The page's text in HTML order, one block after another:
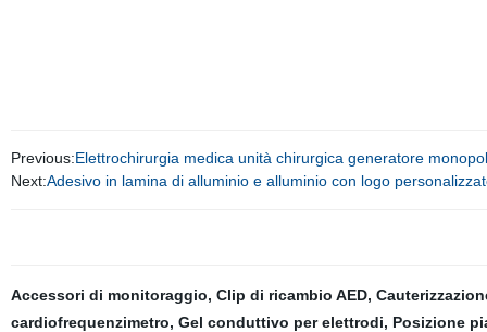
Previous:Elettrochirurgia medica unità chirurgica generatore
Next:Adesivo in lamina di alluminio e alluminio con logo
Accessori di monitoraggio, Clip di ricambio AED,
cardiofrequenzimetro, Gel conduttivo per elettrodi, Posizione